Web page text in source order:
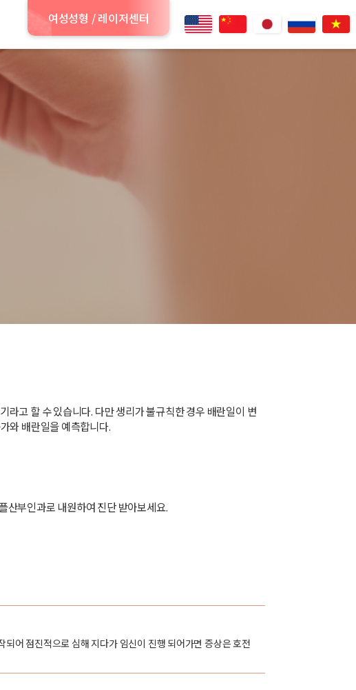
여성성형 / 레이저센터
고 할 수 있습니다. 다만 생리가 불규칙한 경우 배란일이 변
와 배란일을 예측합니다.
산부인과로 내원하여 진단 받아보세요.
어 점진적으로 심해 지다가 임신이 진행 되어가면 증상은 호전